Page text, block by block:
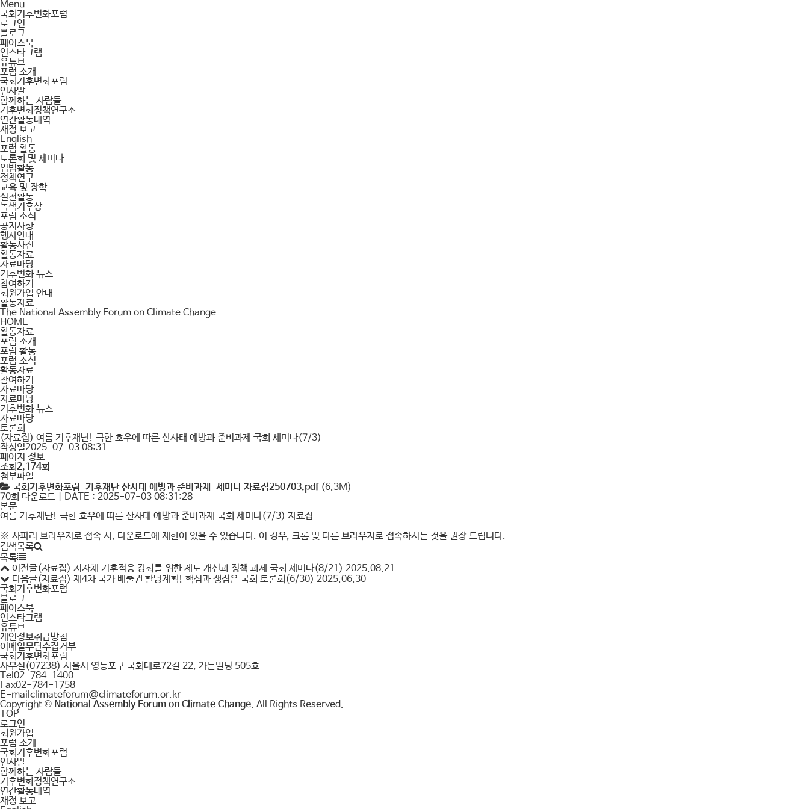
Menu
국회기후변화포럼
로그인
블로그
페이스북
인스타그램
유튜브
포럼 소개
국회기후변화포럼
인사말
함께하는 사람들
기후변화정책연구소
연간활동내역
재정 보고
English
포럼 활동
토론회 및 세미나
입법활동
정책연구
교육 및 장학
실천활동
녹색기후상
포럼 소식
공지사항
행사안내
활동사진
활동자료
자료마당
기후변화 뉴스
참여하기
회원가입 안내
활동자료
The National Assembly Forum on Climate Change
HOME
활동자료
포럼 소개
포럼 활동
포럼 소식
활동자료
참여하기
자료마당
자료마당
기후변화 뉴스
자료마당
토론회
(자료집) 여름 기후재난! 극한 호우에 따른 산사태 예방과 준비과제 국회 세미나(7/3)
작성일2025-07-03 08:31
페이지 정보
조회2,174회
첨부파일
국회기후변화포럼-기후재난 산사태 예방과 준비과제-세미나 자료집250703.pdf(6.3M)
70회 다운로드 | DATE : 2025-07-03 08:31:28
본문
여름 기후재난! 극한 호우에 따른 산사태 예방과 준비과제 국회 세미나(7/3) 자료집
※ 사파리 브라우저로 접속 시, 다운로드에 제한이 있을 수 있습니다. 이 경우, 크롬 및 다른 브라우저로 접속하시는 것을 권장 드립니다.
검색목록
목록
이전글(자료집) 지자체 기후적응 강화를 위한 제도 개선과 정책 과제 국회 세미나(8/21) 2025.08.21
다음글(자료집) 제4차 국가 배출권 할당계획! 핵심과 쟁점은 국회 토론회(6/30) 2025.06.30
국회기후변화포럼
블로그
페이스북
인스타그램
유튜브
개인정보취급방침
이메일무단수집거부
국회기후변화포럼
사무실(07238) 서울시 영등포구 국회대로72길 22, 가든빌딩 505호
Tel02-784-1400
Fax02-784-1758
E-mailclimateforum@climateforum.or.kr
Copyright © National Assembly Forum on Climate Change. All Rights Reserved.
TOP
로그인
회원가입
포럼 소개
국회기후변화포럼
인사말
함께하는 사람들
기후변화정책연구소
연간활동내역
재정 보고